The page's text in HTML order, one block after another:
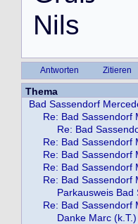
Nils
Antworten Zitieren
Thema
Bad Sassendorf
Re: Bad Sassendorf
Re: Bad
Re: Bad Sassendorf
Re: Bad Sassendorf
Re: Bad Sassendorf
Re: Bad Sassendorf
Parkausweis
Re: Bad Sassendorf
Danke Marc (k.T.)